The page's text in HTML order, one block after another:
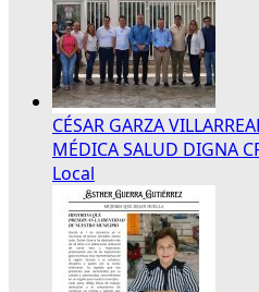
CÉSAR GARZA
MÉDICA SALUD DIGNA
Local